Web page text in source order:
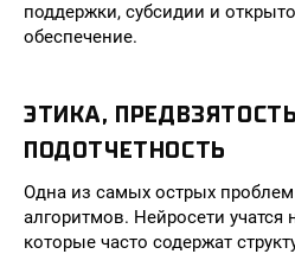
поддержки, субсидии и
обеспечение.
ЭТИКА,
ПОДОТЧЕТНОСТЬ
Одна из самых острых
алгоритмов. Нейросети учатся
которые часто содержат